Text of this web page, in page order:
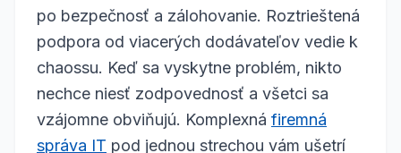
po bezpečnosť a zálohovanie. Roztrieštená
podpora od viacerých dodávateľov vedie k
chaossu. Keď sa vyskytne problém, nikto
nechce niesť zodpovednosť a všetci sa
vzájomne obviňujú. Komplexná firemná
správa IT pod jednou strechou vám ušetrí